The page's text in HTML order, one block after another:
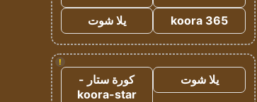
koora 365
يلا شوت
!
يلا شوت
كورة ستار -
koora-star